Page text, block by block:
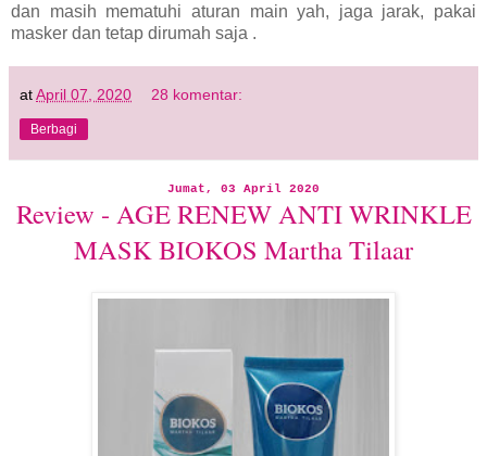
dan masih mematuhi aturan main yah, jaga jarak, pakai
masker dan tetap dirumah saja .
atApril 07, 2020 28 komentar:
Berbagi
Jumat, 03 April 2020
Review - AGE RENEW ANTI WRINKLE
MASK BIOKOS Martha Tilaar